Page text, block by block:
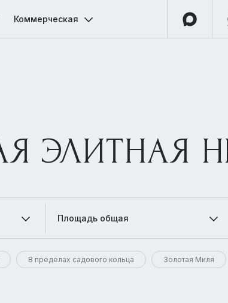
Коммерческая
ЭЛИТНАЯ
Площадь общая
В пределах садового кольца Золотая Миля